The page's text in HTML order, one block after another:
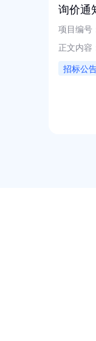
询价通
项目编号
正文内容
招标公